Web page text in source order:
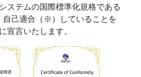
ステムの国際標準化規格である
自己適合（※）していることを
宣言いたします。